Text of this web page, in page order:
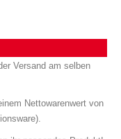
Versand am selben
Nettowarenwert von